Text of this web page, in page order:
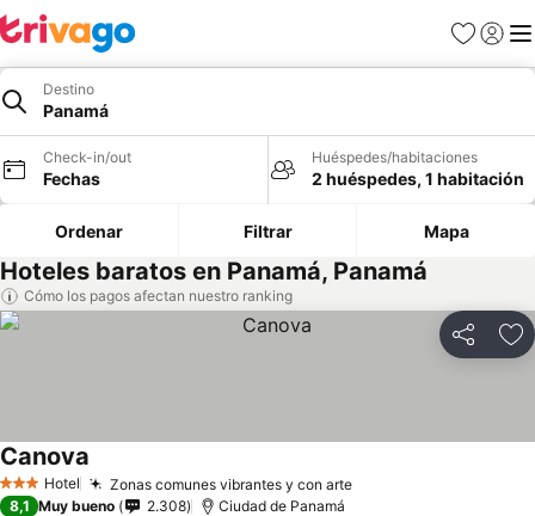
Favoritos
Iniciar
Destino
Panamá
Check-in/out
Fechas
Huéspedes/habitaciones
2 huéspedes, 1 habitación
Ordenar Filtrar Mapa
Hoteles baratos en Panamá, Panamá
Cómo los pagos afectan nuestro ranking
Compartir
3 Estrellas
Hotel Zonas comunes vibrantes y con arte
Canova
8,1 Muy bueno 2.308 Ciudad de Panamá